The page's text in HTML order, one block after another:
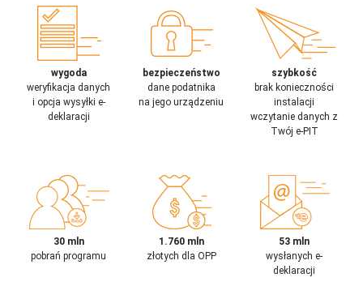
wygoda
weryfikacja danych
i opcja wysyłki e-
deklaracji
bezpieczeństwo
dane podatnika
na jego urządzeniu
szybkość
brak konieczności
instalacji
wczytanie danych z
Twój e-PIT
30 mln
pobrań programu
1.760 mln
złotych dla OPP
53 mln
wysłanych e-
deklaracji